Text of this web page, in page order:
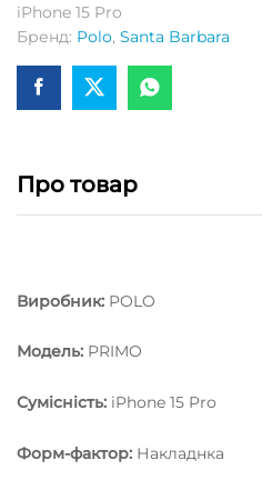
iPhone 15 Pro
Бренд: Polo, Santa Barbara
Про товар
Виробник: POLO
Модель: PRIMO
Сумісність: iPhone 15 Pro
Форм-фактор: Накладнка